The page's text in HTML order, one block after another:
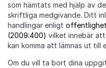
som hämtats med hjälp av
skriftliga medgivande. Ditt
handlingar enligt
(2009:400) vilket innebär
kan komma att lämnas ut till
Om du vill ta bort dina